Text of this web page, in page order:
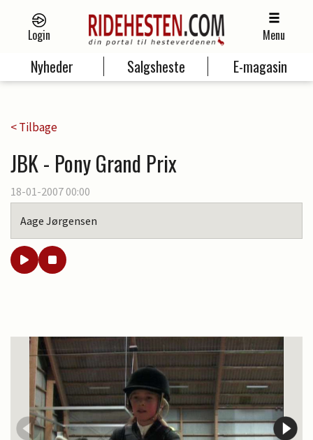
Login Menu
Nyheder Salgsheste E-magasin
< Tilbage
JBK - Pony Grand Prix
18-01-2007 00:00
Aage Jørgensen